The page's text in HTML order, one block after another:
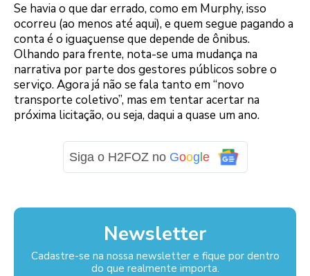
Se havia o que dar errado, como em Murphy, isso
ocorreu (ao menos até aqui), e quem segue pagando a
conta é o iguaçuense que depende de ônibus.
Olhando para frente, nota-se uma mudança na
narrativa por parte dos gestores públicos sobre o
serviço. Agora já não se fala tanto em “novo
transporte coletivo”, mas em tentar acertar na
próxima licitação, ou seja, daqui a quase um ano.
Siga o H2FOZ no Google
Newsletter
Cadastre-se na nossa newsletter e fique por dentro
do que realmente importa.